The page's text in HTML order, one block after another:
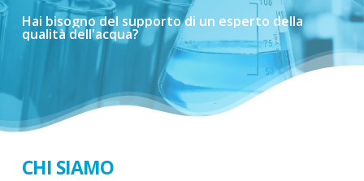
Hai bisognodel supportodi un esperto della
qualitàdell'acqua?
CHI SIAMO